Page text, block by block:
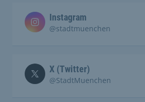
Instagram
@stadtmuenchen
X (Twitter)
@StadtMuenchen